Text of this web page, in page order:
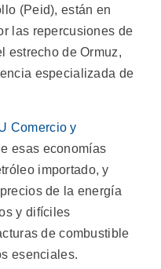
(Peid), están en
las repercusiones de
estrecho de Ormuz,
especializada de
Comercio y
esas economías
importado, y
de la energía
y difíciles
de combustible
esenciales.